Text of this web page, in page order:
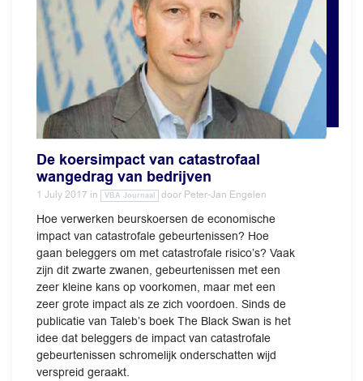
De koersimpact van catastrofaal
wangedrag van bedrijven
1 July 2017 in VBA Journaal door Peter-Jan Engelen
Hoe verwerken beurskoersen de economische
impact van catastrofale gebeurtenissen? Hoe
gaan beleggers om met catastrofale risico’s? Vaak
zijn dit zwarte zwanen, gebeurtenissen met een
zeer kleine kans op voorkomen, maar met een
zeer grote impact als ze zich voordoen. Sinds de
publicatie van Taleb’s boek The Black Swan is het
idee dat beleggers de impact van catastrofale
gebeurtenissen schromelijk onderschatten wijd
verspreid geraakt.